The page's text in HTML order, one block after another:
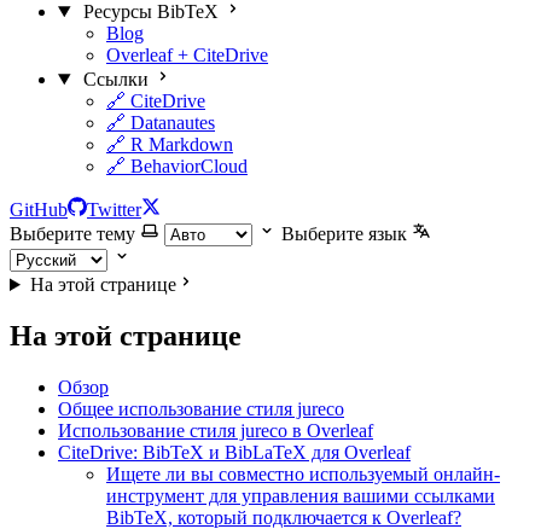
Ресурсы BibTeX
Blog
Overleaf + CiteDrive
Ссылки
🔗 CiteDrive
🔗 Datanautes
🔗 R Markdown
🔗 BehaviorCloud
GitHub
Twitter
Выберите тему
Выберите язык
На этой странице
На этой странице
Обзор
Общее использование стиля jureco
Использование стиля jureco в Overleaf
CiteDrive: BibTeX и BibLaTeX для Overleaf
Ищете ли вы совместно используемый онлайн-
инструмент для управления вашими ссылками
BibTeX, который подключается к Overleaf?